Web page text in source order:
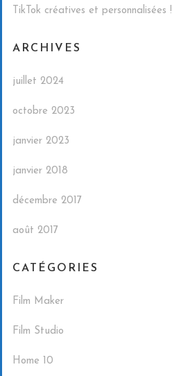
TikTok créatives et personnalisées !
ARCHIVES
juillet 2024
octobre 2023
janvier 2023
janvier 2018
décembre 2017
août 2017
CATÉGORIES
Film Maker
Film Studio
Home 10